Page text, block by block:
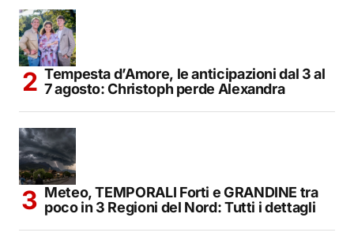
Tempesta d’Amore, le anticipazioni dal 3 al
7 agosto: Christoph perde Alexandra
Meteo, TEMPORALI Forti e GRANDINE tra
poco in 3 Regioni del Nord: Tutti i dettagli